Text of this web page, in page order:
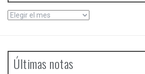
Archivos
Últimas notas